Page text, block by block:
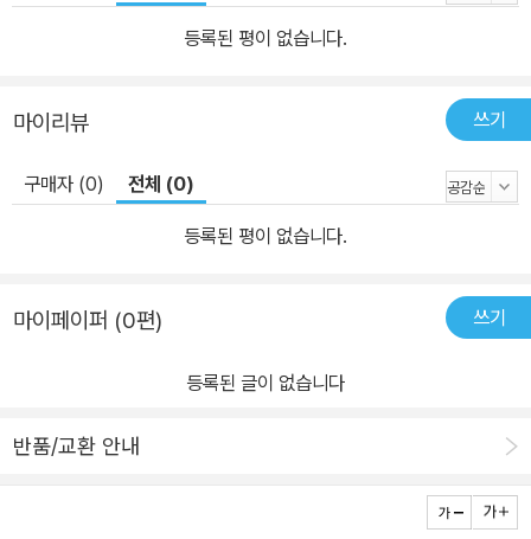
등록된 평이 없습니다.
마이리뷰 쓰기
구매자 (0) 전체 (0)
등록된 평이 없습니다.
마이페이퍼 (0편) 쓰기
등록된 글이 없습니다
반품/교환 안내